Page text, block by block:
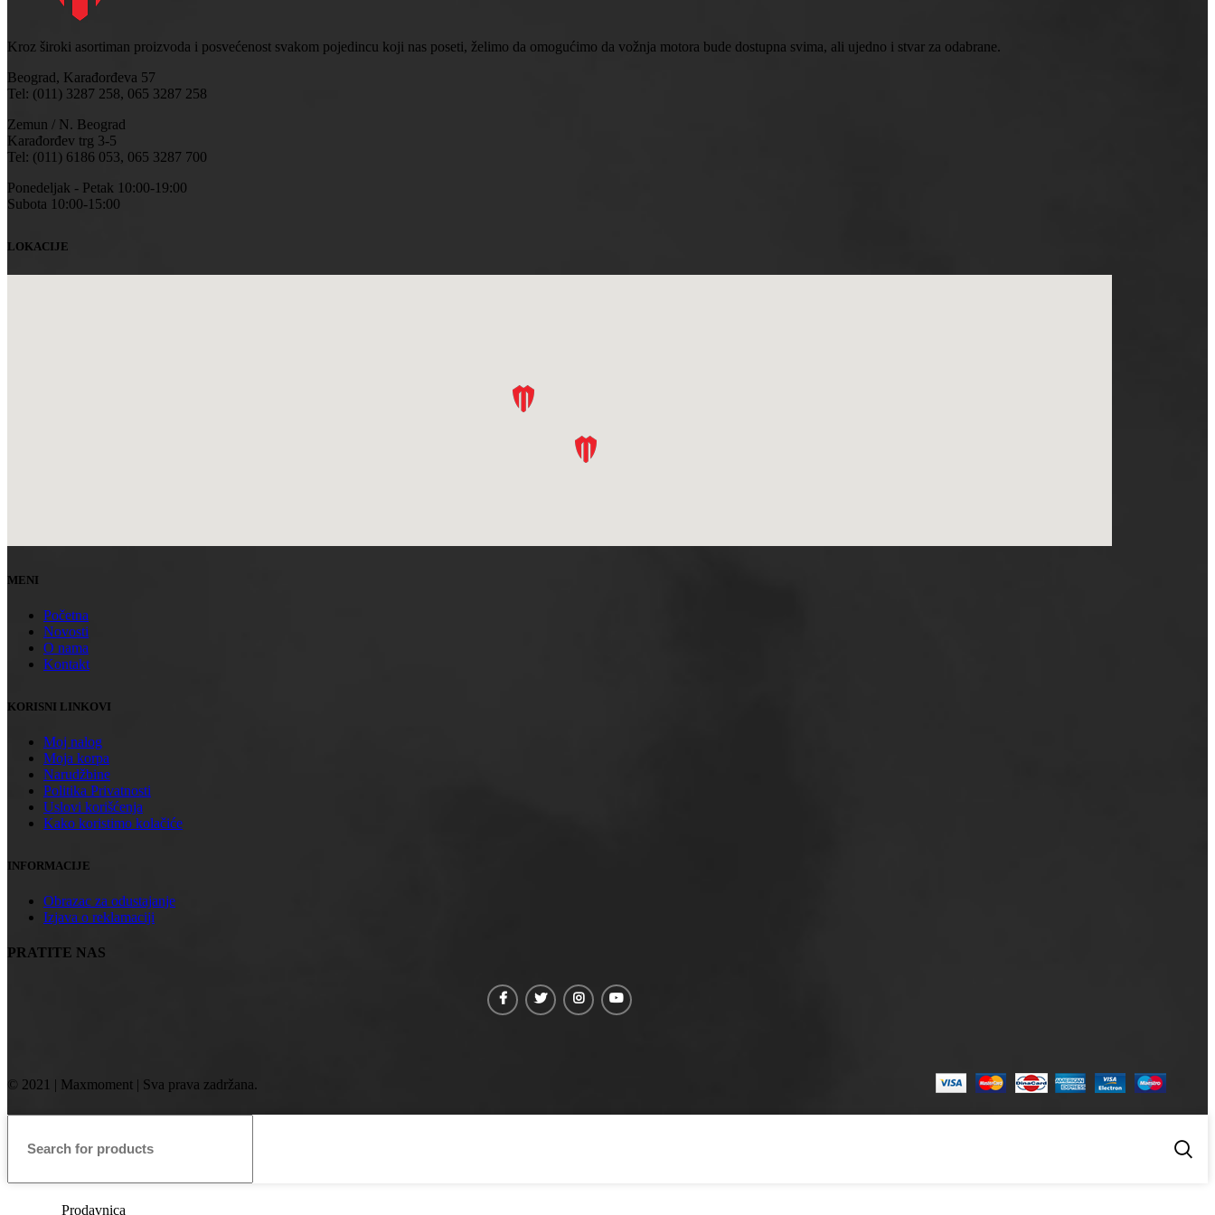
Kroz široki asortiman proizvoda i posvećenost svakom pojedincu koji nas poseti, želimo da omogućimo da vožnja motora bude dostupna svima, ali ujedno i stvar za odabrane.
Beograd, Karađorđeva 57
Tel: (011) 3287 258, 065 3287 258
Zemun / N. Beograd
Karađorđev trg 3-5
Tel: (011) 6186 053, 065 3287 700
Ponedeljak - Petak 10:00-19:00
Subota 10:00-15:00
LOKACIJE
MENI
Početna
Novosti
O nama
Kontakt
KORISNI LINKOVI
Moj nalog
Moja korpa
Narudžbine
Politika Privatnosti
Uslovi korišćenja
Kako koristimo kolačiće
INFORMACIJE
Obrazac za odustajanje
Izjava o reklamaciji
PRATITE NAS
© 2021 | Maxmoment | Sva prava zadržana.
Prodavnica